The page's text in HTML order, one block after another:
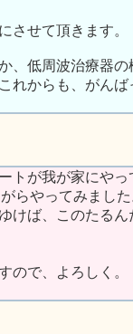
させて頂きます。
、低周波治療器
れからも、がん
トが我が家にや
らやってみまし
けば、このたる
ので、よろしく。